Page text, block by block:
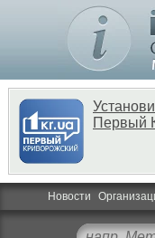
Первый
Новости